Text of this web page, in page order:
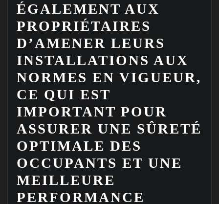
ÉGALEMENT AUX
PROPRIÉTAIRES
D’AMENER LEURS
INSTALLATIONS AUX
NORMES EN VIGUEUR,
CE QUI EST
IMPORTANT POUR
ASSURER UNE SÛRETÉ
OPTIMALE DES
OCCUPANTS ET UNE
MEILLEURE
PERFORMANCE